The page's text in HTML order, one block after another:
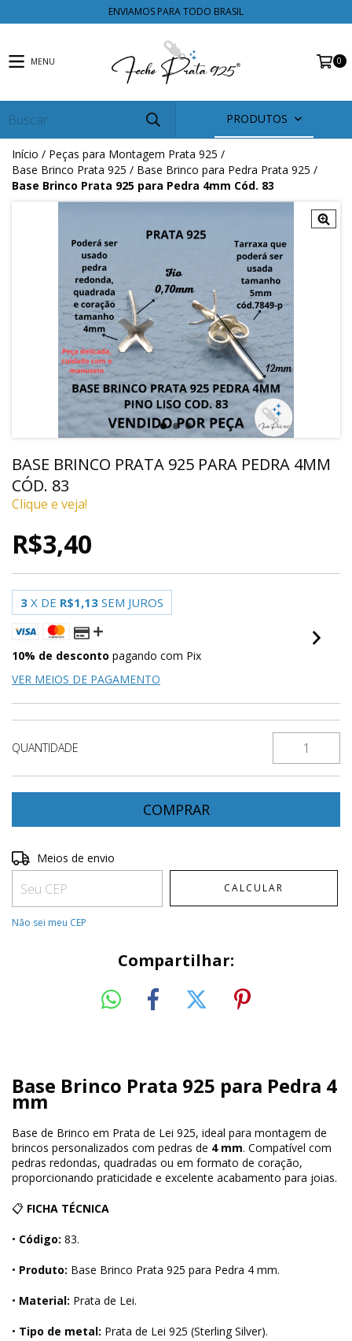
ENVIAMOS PARA TODO BRASIL
MENU 0
PRODUTOS
Início / Peças para Montagem Prata 925 /
Base Brinco Prata 925 / Base Brinco para Pedra Prata 925 /
Base Brinco Prata 925 para Pedra 4mm Cód. 83
BASE BRINCO PRATA 925 PARA PEDRA 4MM
CÓD. 83
Clique e veja!
R$3,40
3 X DE R$1,13 SEM JUROS
10% de desconto pagando com Pix
VER MEIOS DE PAGAMENTO
QUANTIDADE
Entregas para o CEP:
Meios de envio
CALCULAR
Não sei meu CEP
Compartilhar:
Base Brinco Prata 925 para Pedra 4
mm
Base de Brinco em Prata de Lei 925, ideal para montagem de
brincos personalizados com pedras de 4 mm. Compatível com
pedras redondas, quadradas ou em formato de coração,
proporcionando praticidade e excelente acabamento para joias.
📋 FICHA TÉCNICA
• Código: 83.
• Produto: Base Brinco Prata 925 para Pedra 4 mm.
• Material: Prata de Lei.
• Tipo de metal: Prata de Lei 925 (Sterling Silver).